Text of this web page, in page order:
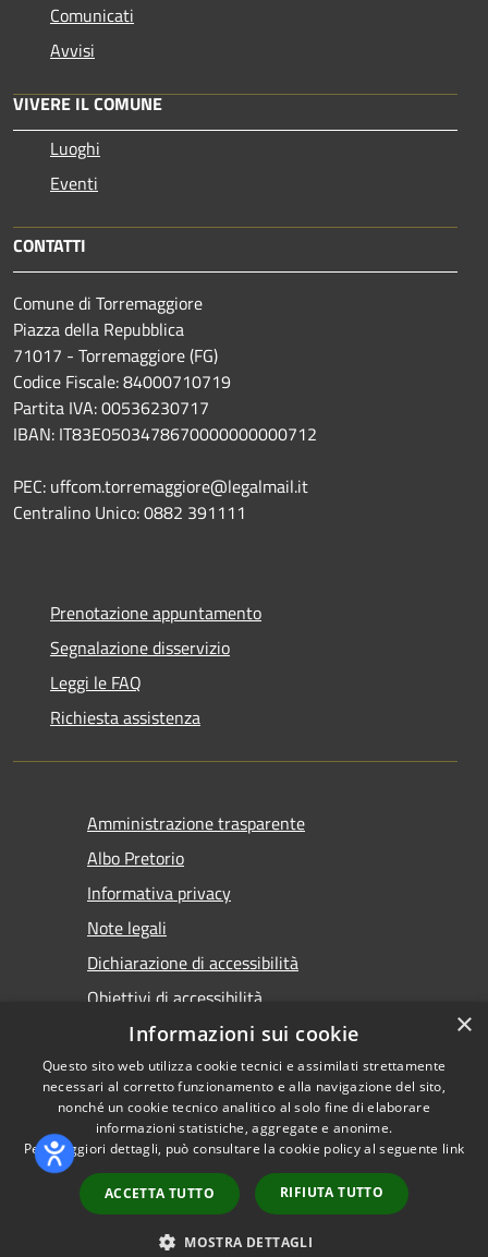
Comunicati
Avvisi
VIVERE IL COMUNE
Luoghi
Eventi
CONTATTI
Comune di Torremaggiore
Piazza della Repubblica
71017 - Torremaggiore (FG)
Codice Fiscale: 84000710719
Partita IVA: 00536230717
IBAN: IT83E0503478670000000000712
PEC: uffcom.torremaggiore@legalmail.it
Centralino Unico: 0882 391111
Prenotazione appuntamento
Segnalazione disservizio
Leggi le FAQ
Richiesta assistenza
Amministrazione trasparente
Albo Pretorio
Informativa privacy
Note legali
Dichiarazione di accessibilità
Obiettivi di accessibilità
RSS
Accessibilità
Copyright © 2026 • Comune di
Torremaggiore • Powered by
Municipium•
Accesso
redazione
×
Informazioni sui cookie
Questo sito web utilizza cookie tecnici e assimilati strettamente
necessari al corretto funzionamento e alla navigazione del sito,
nonché un cookie tecnico analitico al solo fine di elaborare
informazioni statistiche, aggregate e anonime.
Per maggiori dettagli, può consultare la cookie policy al seguente link
ACCETTA TUTTO RIFIUTA TUTTO
MOSTRA DETTAGLI
Premi Escape per chiudere